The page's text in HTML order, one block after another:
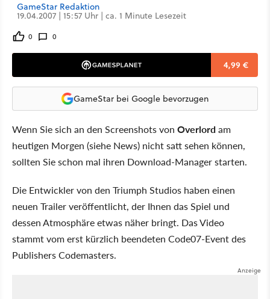
GameStar Redaktion
19.04.2007 | 15:57 Uhr | ca. 1 Minute Lesezeit
0 0
4,99 €
GameStar bei Google bevorzugen
Wenn Sie sich an den Screenshots von Overlordam
heutigen Morgen (siehe News) nicht satt sehen können,
sollten Sie schon mal ihren Download-Manager starten.
Die Entwickler von den Triumph Studios haben einen
neuen Trailer veröffentlicht, der Ihnen das Spiel und
dessen Atmosphäre etwas näher bringt. Das Video
stammt vom erst kürzlich beendeten Code07-Event des
Publishers Codemasters.